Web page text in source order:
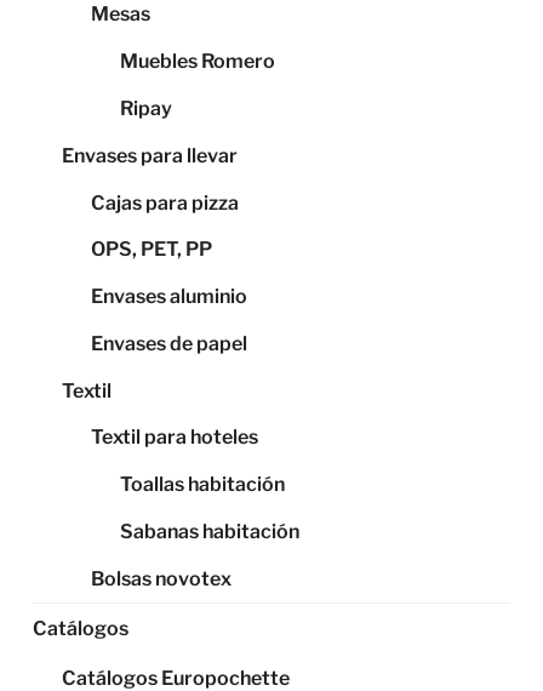
Mesas
Muebles Romero
Ripay
Envases para llevar
Cajas para pizza
OPS, PET, PP
Envases aluminio
Envases de papel
Textil
Textil para hoteles
Toallas habitación
Sabanas habitación
Bolsas novotex
Catálogos
Catálogos Europochette